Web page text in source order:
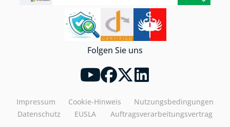
Folgen Sie uns
Impressum Cookie-Hinweis
Nutzungsbedingungen
Datenschutz
EUSLA Auftragsverarbeitungsvertrag